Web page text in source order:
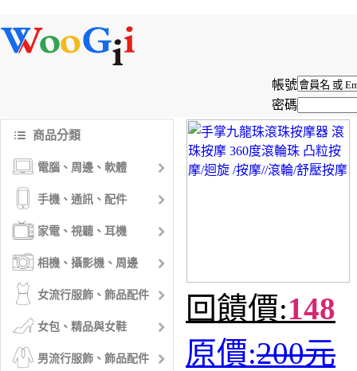
帳號
密碼
商品分類
電腦、周邊、軟體
手機、通訊、配件
家電、視聽、耳機
相機、攝影機、周邊
女流行服飾、飾品配件
女包、精品與女鞋
男流行服飾、飾品配件
回饋價:148
原價:200元